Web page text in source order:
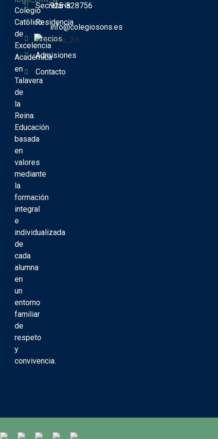
Colegio
Católico
de
Excelencia
Académica
en
Talavera
de
la
Reina.
Educación
basada
en
valores
mediante
la
formación
integral
e
individualizada
de
cada
alumna
en
un
entorno
familiar
de
respeto
y
convivencia.
Secretaría
Residencia
Precios
Admisiones
Contacto
925-828756
info@colegiosons.es